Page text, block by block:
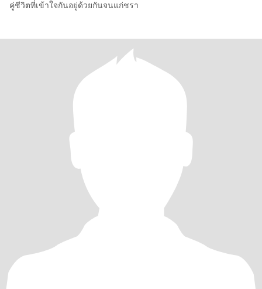
คู่ชีวิตที่เข้าใจกันอยู่ด้วยกันจนแก่ชรา